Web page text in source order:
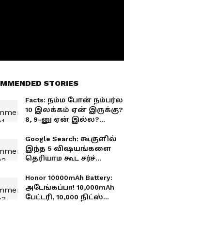
STORIES
Facts: நம்ம போன் நம்பர்ல
10 இலக்கம் ஏன் இருக்கு?
8, 9-னு ஏன் இல்ல?
உள்ள காரணம் என்ன
தெரியுமா?
Google Search: கூகுளில்
இந்த 5 விஷயங்களை
தெரியாம கூட சர்ச்
டேஞ்சர்!
Honor 10000mAh Battery:
அடேங்கப்பா! 10,000mAh
பேட்டரி, 10,000 நிட்ஸ்